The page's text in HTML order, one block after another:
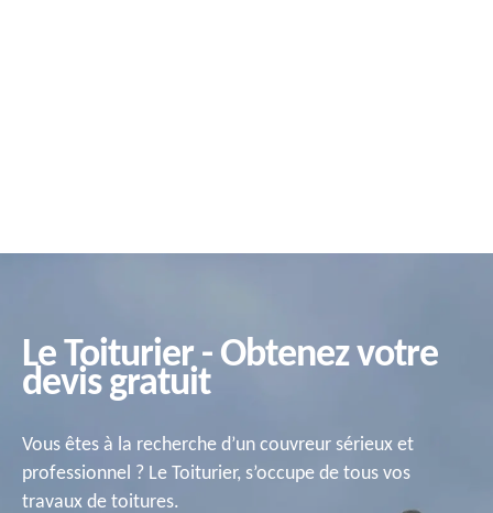
Le Toiturier - Obtenez votre
devis gratuit
Vous êtes à la recherche d’un couvreur sérieux et
professionnel ? Le Toiturier, s’occupe de tous vos
travaux de toitures.